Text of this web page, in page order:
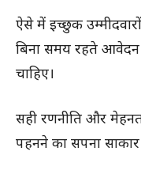
ऐसे में इच्छुक
बिना समय रहते आवेदन
चाहिए।
सही रणनीति और
पहनने का सपना